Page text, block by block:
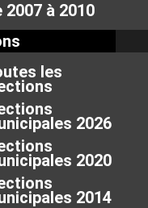
2007 à 2010
les
2026
2020
2014